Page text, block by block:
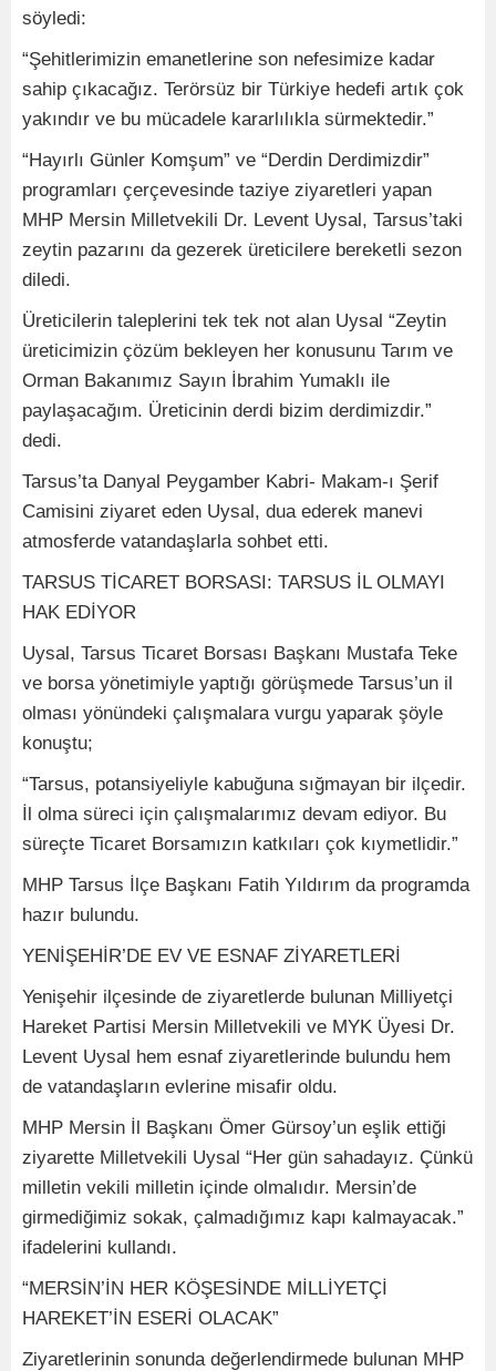
söyledi:
“Şehitlerimizin emanetlerine son nefesimize kadar
sahip çıkacağız. Terörsüz bir Türkiye hedefi artık çok
yakındır ve bu mücadele kararlılıkla sürmektedir.”
“Hayırlı Günler Komşum” ve “Derdin Derdimizdir”
programları çerçevesinde taziye ziyaretleri yapan
MHP Mersin Milletvekili Dr. Levent Uysal, Tarsus’taki
zeytin pazarını da gezerek üreticilere bereketli sezon
diledi.
Üreticilerin taleplerini tek tek not alan Uysal “Zeytin
üreticimizin çözüm bekleyen her konusunu Tarım ve
Orman Bakanımız Sayın İbrahim Yumaklı ile
paylaşacağım. Üreticinin derdi bizim derdimizdir.”
dedi.
Tarsus’ta Danyal Peygamber Kabri- Makam-ı Şerif
Camisini ziyaret eden Uysal, dua ederek manevi
atmosferde vatandaşlarla sohbet etti.
TARSUS TİCARET BORSASI: TARSUS İL OLMAYI
HAK EDİYOR
Uysal, Tarsus Ticaret Borsası Başkanı Mustafa Teke
ve borsa yönetimiyle yaptığı görüşmede Tarsus’un il
olması yönündeki çalışmalara vurgu yaparak şöyle
konuştu;
“Tarsus, potansiyeliyle kabuğuna sığmayan bir ilçedir.
İl olma süreci için çalışmalarımız devam ediyor. Bu
süreçte Ticaret Borsamızın katkıları çok kıymetlidir.”
MHP Tarsus İlçe Başkanı Fatih Yıldırım da programda
hazır bulundu.
YENİŞEHİR’DE EV VE ESNAF ZİYARETLERİ
Yenişehir ilçesinde de ziyaretlerde bulunan Milliyetçi
Hareket Partisi Mersin Milletvekili ve MYK Üyesi Dr.
Levent Uysal hem esnaf ziyaretlerinde bulundu hem
de vatandaşların evlerine misafir oldu.
MHP Mersin İl Başkanı Ömer Gürsoy’un eşlik ettiği
ziyarette Milletvekili Uysal “Her gün sahadayız. Çünkü
milletin vekili milletin içinde olmalıdır. Mersin’de
girmediğimiz sokak, çalmadığımız kapı kalmayacak.”
ifadelerini kullandı.
“MERSİN’İN HER KÖŞESİNDE MİLLİYETÇİ
HAREKET’İN ESERİ OLACAK”
Ziyaretlerinin sonunda değerlendirmede bulunan MHP